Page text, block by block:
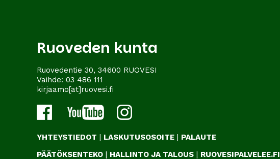
Ruoveden kunta
Ruovedentie 30, 34600 RUOVESI
Vaihde: 03 486 111
kirjaamo[at]ruovesi.fi
YHTEYSTIEDOT | LASKUTUSOSOITE | PALAUTE
PÄÄTÖKSENTEKO | HALLINTO JA TALOUS | RUOVESIPALVELEE.FI